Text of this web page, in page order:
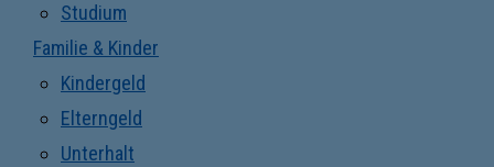
Studium
Familie & Kinder
Kindergeld
Elterngeld
Unterhalt